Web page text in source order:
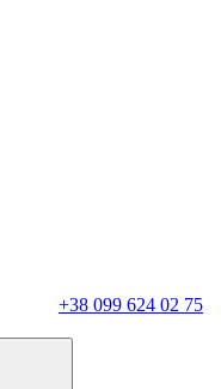
+38 099 624 02 75